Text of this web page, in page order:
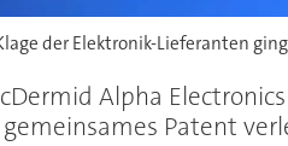
der Elektronik-Lieferanten
Alpha
Patent